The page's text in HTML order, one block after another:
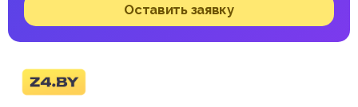
Оставить заявку